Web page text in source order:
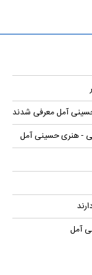
آمل معرفی شدند
- هنری حسینی آمل
آمل